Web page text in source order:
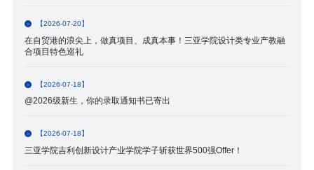
【2026-07-20】
在自贸港的浪尖上，做真项目、成真本事！三亚学院设计类专业产教融
合项目特色巡礼
【2026-07-18】
@2026级新生，你的录取通知书已寄出
【2026-07-18】
三亚学院吉利创新设计产业学院学子斩获世界500强Offer！